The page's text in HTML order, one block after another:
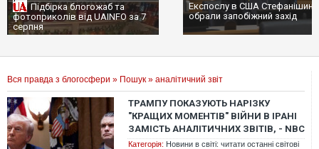
Підбірка блогожаб та
фотоприколів від UAINFO за 7
серпня
Експослу в США
обрали запобіжний захід
Вся правда з блогосфери » Пошук » аналітичний звіт
ТРАМПУ ПОКАЗУЮТЬ НАРІЗКУ
"КРАЩИХ МОМЕНТІВ" ВІЙНИ В ІРАНІ
ЗАМІСТЬ АНАЛІТИЧНИХ ЗВІТІВ, - NBC
Категорія: Новини в світі: читати останні світові